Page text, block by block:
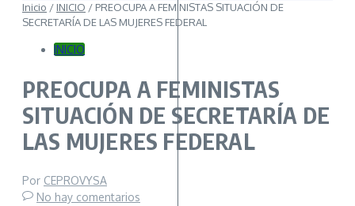
Inicio / INICIO / PREOCUPA A FEMINISTAS SITUACIÓN DE
SECRETARÍA DE LAS MUJERES FEDERAL
INICIO
PREOCUPA A FEMINISTAS
SITUACIÓN DE SECRETARÍA DE
LAS MUJERES FEDERAL
Por CEPROVYSA
No hay comentarios